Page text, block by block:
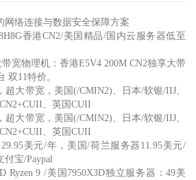
网络连接与数据安全保障方案
香港CN2/美国精品/国内云服务器低至
宽物理机：香港E5V4 200M CN2独享大带
双11特价。
超大带宽，美国(/CMIN2)、日本/软银/IIJ、
、英国CUII
超大带宽，美国(/CMIN2)、日本/软银/IIJ、
、英国CUII
29.95美元/年，美国/荷兰服务器11.95美元/
付宝/Paypal
Ryzen 9 /美国7950X3D独立服务器：49美